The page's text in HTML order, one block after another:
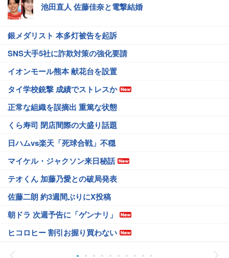
池田直人 佐藤佳奈と電撃結婚
銀メダリスト 本多灯被告を起訴
SNS大手5社に詐欺対策の強化要請
イオンモール熊本 献花台を設置
タイ学校銃撃 成績でストレスか
正常な組織を誤摘出 重篤な状態
くら寿司 閉店間際の大盛り話題
日ハムvs楽天「死球合戦」不穏
マイケル・ジャクソン来日秘話
テオくん 加藤乃愛との破局発表
佐藤二朗 約3週間ぶりにX投稿
朝ドラ 次週予告に「ゲンナリ」
ヒコロヒー 割引お握り買わない